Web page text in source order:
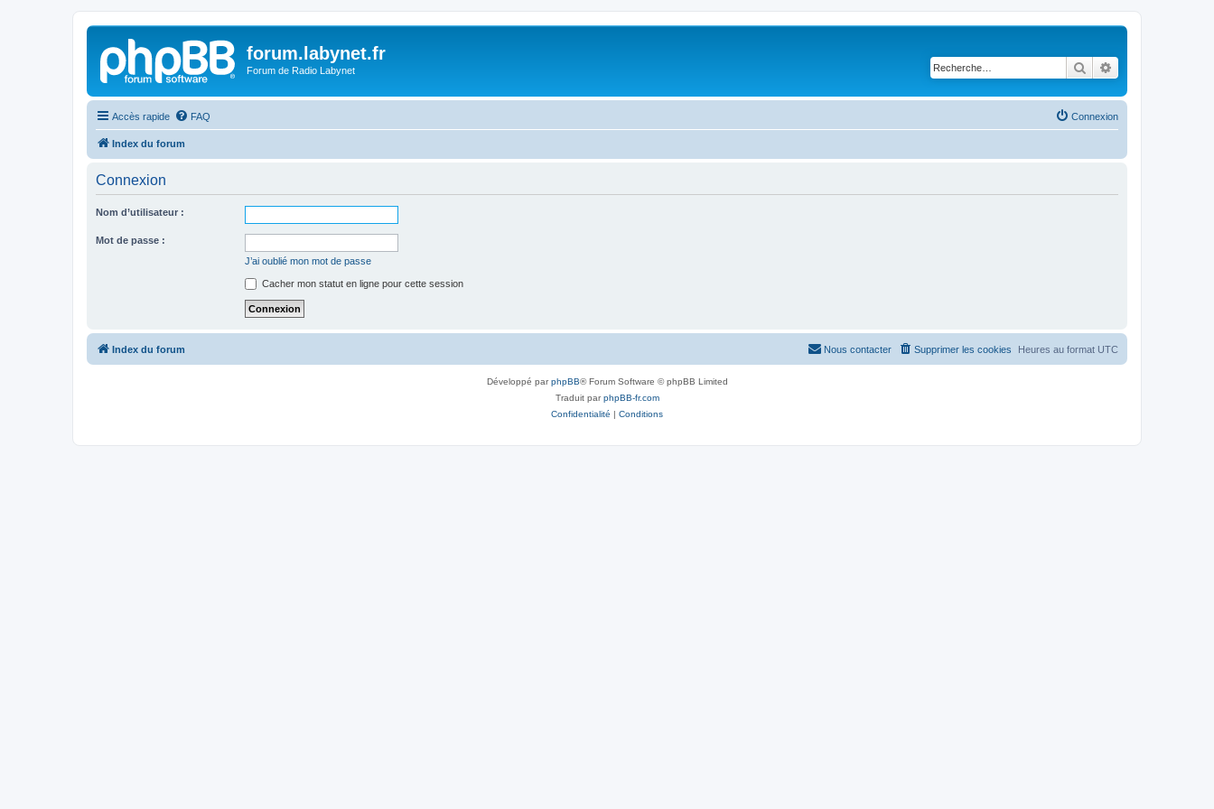
forum.labynet.fr
Forum de Radio Labynet Rechercher
Accès rapide FAQ Connexion
Index du forum
Connexion
Nom d’utilisateur :
Mot de passe :
J’ai oublié mon mot de passe
Cacher mon statut en ligne pour cette session
Index du forum Heures au format UTC
Supprimer les cookies
Nous contacter
Développé parphpBB® Forum Software © phpBB Limited
Traduit parphpBB-fr.com
Confidentialité | Conditions